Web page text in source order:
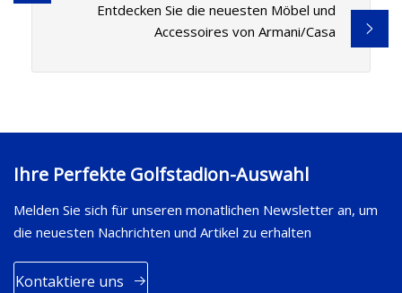
Entdecken Sie die neuesten Möbel und
Accessoires von Armani/Casa
Ihre Perfekte Golfstadion-Auswahl
Melden Sie sich für unseren monatlichen Newsletter an, um
die neuesten Nachrichten und Artikel zu erhalten
Kontaktiere uns